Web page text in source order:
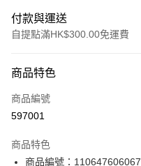
付款與運送
自提點滿HK$300.00免運費
信用卡
Apple Pay
PayMe
商品特色
商品編號
597001
商品特色
商品編號：110647606067